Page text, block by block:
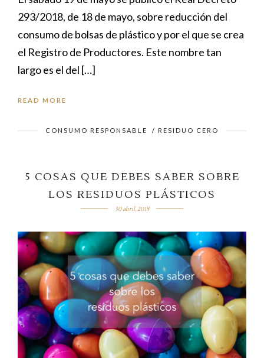
293/2018, de 18 de mayo, sobre reducción del
consumo de bolsas de plástico y por el que se crea
el Registro de Productores. Este nombre tan
largo es el del […]
READ MORE
CONSUMO RESPONSABLE / RESIDUO CERO
5 COSAS QUE DEBES SABER SOBRE
LOS RESIDUOS PLÁSTICOS
30 abril, 2018